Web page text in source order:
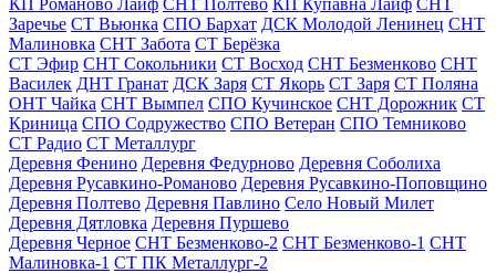
Заречье СТ Вьюнка СПО Бархат ДСК Молодой Ленинец СНТ
Малиновка СНТ Забота СТ Берёзка
СТ Эфир СНТ Сокольники СТ Восход СНТ Безменково СНТ
Василек ДНТ Гранат ДСК Заря СТ Якорь СТ Заря СТ Поляна
ОНТ Чайка СНТ Вымпел СПО Кучинское СНТ Дорожник СТ
Криница СПО Содружество СПО Ветеран СПО Темниково
СТ Радио СТ Металлург
Деревня Фенино Деревня Федурново Деревня Соболиха
Деревня Русавкино-Романово Деревня Русавкино-Поповщино
Деревня Полтево Деревня Павлино Село Новый Милет
Деревня Дятловка Деревня Пуршево
Деревня Черное СНТ Безменково-2 СНТ Безменково-1 СНТ
Малиновка-1 СТ ПК Металлург-2